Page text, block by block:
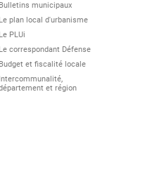
Bulletins municipaux
Le plan local d'urbanisme
Le PLUi
Le correspondant Défense
Budget et fiscalité locale
Intercommunalité,
et région